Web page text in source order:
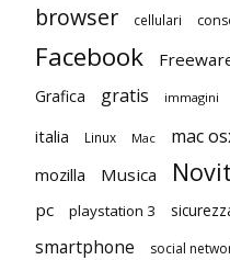
browser cellulari
Facebook
Grafica gratis immagini
italia Linux Mac mac
mozilla Musica
pc playstation 3
smartphone social